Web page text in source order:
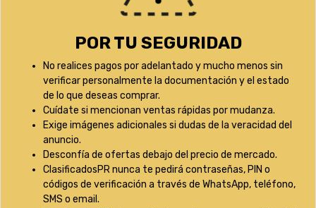
POR TU SEGURIDAD
No realices pagos por adelantado y mucho menos sin
verificar personalmente la documentación y el estado
de lo que deseas comprar.
Cuídate si mencionan ventas rápidas por mudanza.
Exige imágenes adicionales si dudas de la veracidad del
anuncio.
Desconfía de ofertas debajo del precio de mercado.
ClasificadosPR nunca te pedirá contraseñas, PIN o
códigos de verificación a través de WhatsApp, teléfono,
SMS o email.